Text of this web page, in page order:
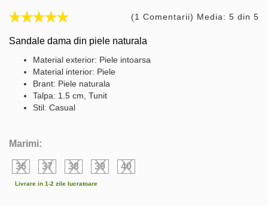
(1 Comentarii) Media: 5 din 5
Sandale dama din piele naturala
Material exterior: Piele intoarsa
Material interior: Piele
Brant: Piele naturala
Talpa: 1.5 cm, Tunit
Stil: Casual
Marimi:
36 37 38 39 40
Livrare in 1-2 zile lucratoare